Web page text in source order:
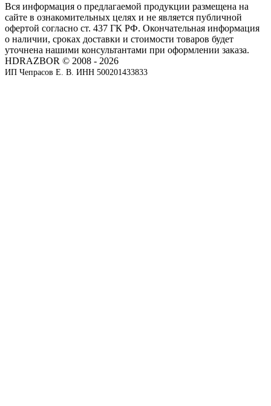
Вся информация о предлагаемой продукции размещена на
сайте в ознакомительных целях и не является публичной
офертой согласно ст. 437 ГК РФ. Окончательная информация
о наличии, сроках доставки и стоимости товаров будет
уточнена нашими консультантами при оформлении заказа.
HDRAZBOR © 2008 - 2026
ИП Чепрасов Е. В. ИНН 500201433833